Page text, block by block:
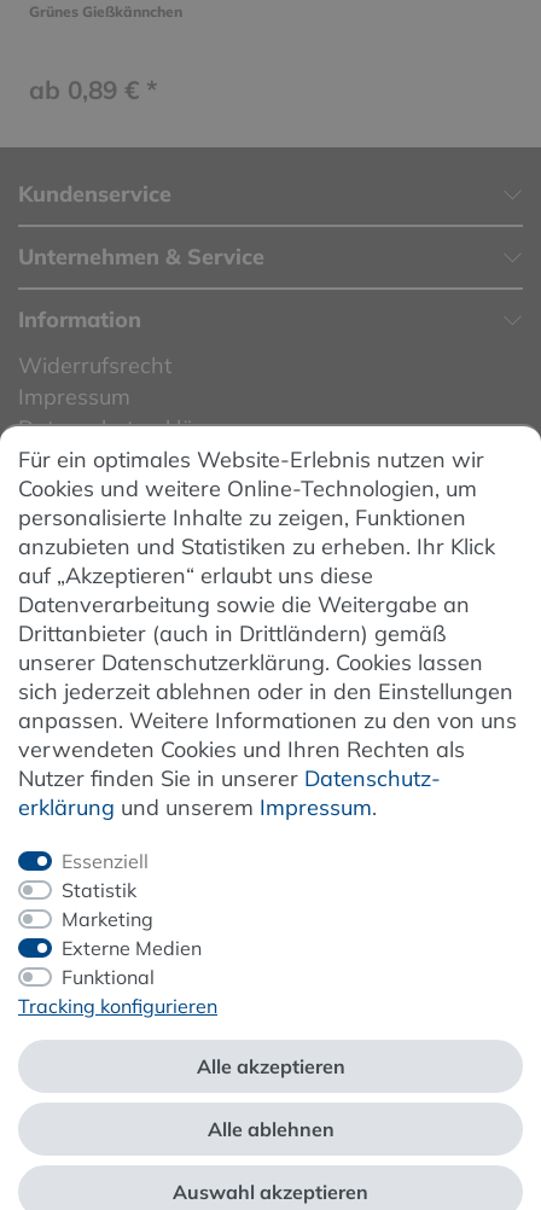
Grünes Gießkännchen
ab 0,89 € *
Kundenservice
Unternehmen & Service
Information
Widerrufsrecht
Impressum
Datenschutzerklärung
Datenschutzeinstellungen
AGB
Barrierefreiheit
Hinweise zur Batterieentsorgung
Entsorgung von Elektro-Altgeräten
Vertrag widerrufen
Newsletter
Jetzt anmelden
ZAHLUNG & VERSAND
*Alle Preise inkl. der gesetzl. MwSt. zzgl.Service- und Versandkosten
Für ein optimales Website-Erlebnis nutzen wir
Cookies und weitere Online-Technologien, um
personalisierte Inhalte zu zeigen, Funktionen
anzubieten und Statistiken zu erheben. Ihr Klick
auf „Akzeptieren“ erlaubt uns diese
Datenverarbeitung sowie die Weitergabe an
Drittanbieter (auch in Drittländern) gemäß
unserer Datenschutzerklärung. Cookies lassen
sich jederzeit ablehnen oder in den Einstellungen
anpassen. Weitere Informationen zu den von uns
verwendeten Cookies und Ihren Rechten als
Nutzer finden Sie in unserer Daten­schutz­
erklärung und unserem Impressum.
Essenziell
Statistik
Marketing
Externe Medien
Funktional
Tracking konfigurieren
Alle akzeptieren
Alle ablehnen
Auswahl akzeptieren